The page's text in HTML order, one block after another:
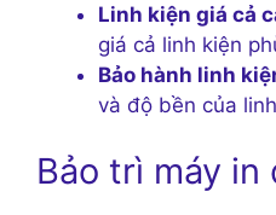
Linh kiện giá cả
giá cả linh kiện
Bảo hành linh
và độ bền của
Bảo trì máy in